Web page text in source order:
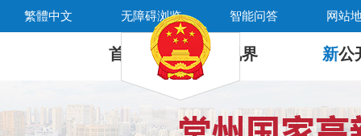
繁體中文 无障碍浏览 智能问答 网站
首 页 新 视界 新公